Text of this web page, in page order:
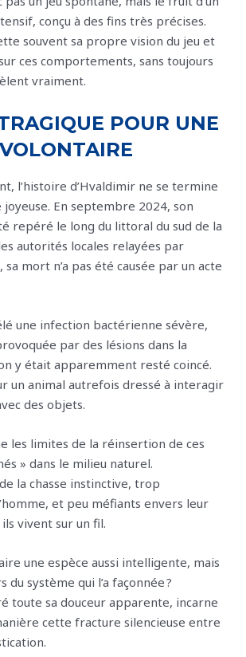
conçu à des fins très précises.
souvent sa propre vision du jeu et
ces comportements, sans toujours
vraiment.
POUR UNE
l’histoire d’Hvaldimir ne se termine
joyeuse. En septembre 2024, son
repéré le long du littoral du sud de la
autorités locales relayées par
sa mort n’a pas été causée par un acte
une infection bactérienne sévère,
par des lésions dans la
y était apparemment resté coincé.
un animal autrefois dressé à interagir
des objets.
les limites de la réinsertion de ces
» dans le milieu naturel.
la chasse instinctive, trop
et peu méfiants envers leur
vivent sur un fil.
une espèce aussi intelligente, mais
du système qui l’a façonnée ?
toute sa douceur apparente, incarne
cette fracture silencieuse entre